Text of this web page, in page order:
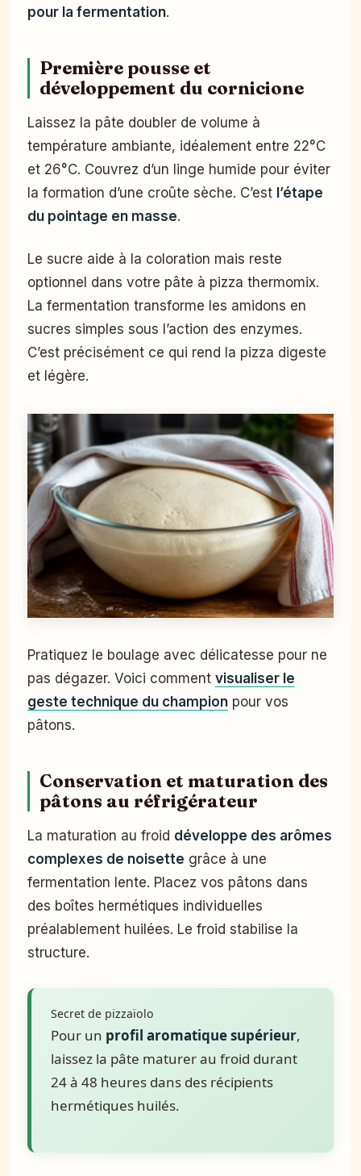
pour la fermentation.
Première pousse et
développement du cornicione
Laissez la pâte doubler de volume à
température ambiante, idéalement entre 22°C
et 26°C. Couvrez d’un linge humide pour éviter
la formation d’une croûte sèche. C’est l’étape
du pointage en masse.
Le sucre aide à la coloration mais reste
optionnel dans votre pâte à pizza thermomix.
La fermentation transforme les amidons en
sucres simples sous l’action des enzymes.
C’est précisément ce qui rend la pizza digeste
et légère.
Pratiquez le boulage avec délicatesse pour ne
pas dégazer. Voici comment visualiser le
geste technique du champion pour vos
pâtons.
Conservation et maturation des
pâtons au réfrigérateur
La maturation au froid développe des arômes
complexes de noisette grâce à une
fermentation lente. Placez vos pâtons dans
des boîtes hermétiques individuelles
préalablement huilées. Le froid stabilise la
structure.
Secret de pizzaïolo
Pour un profil aromatique supérieur,
laissez la pâte maturer au froid durant
24 à 48 heures dans des récipients
hermétiques huilés.